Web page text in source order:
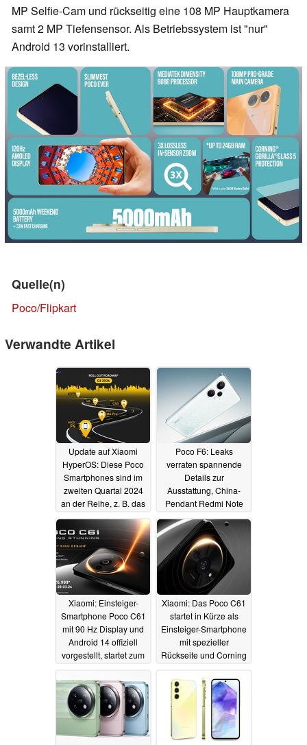
MP Selfie-Cam und rückseitig eine 108 MP Hauptkamera
samt 2 MP Tiefensensor. Als Betriebssystem ist "nur"
Android 13 vorinstalliert.
Quelle(n)
Poco/Flipkart
Verwandte Artikel
Update auf Xiaomi
HyperOS: Diese Poco
Smartphones sind im
zweiten Quartal 2024
an der Reihe, z. B. das
03.04.2024
Poco F6: Leaks
verraten spannende
Details zur
Ausstattung, China-
Pendant Redmi Note
vorab27.03.2024
Xiaomi: Einsteiger-
Smartphone Poco C61
mit 90 Hz Display und
Android 14 offiziell
vorgestellt, startet zum
Xiaomi: Das Poco C61
startet in Kürze als
Einsteiger-Smartphone
mit spezieller
Rückseite und Corning
23.03.2024